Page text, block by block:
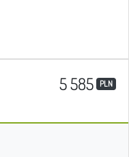
5 585 PLN